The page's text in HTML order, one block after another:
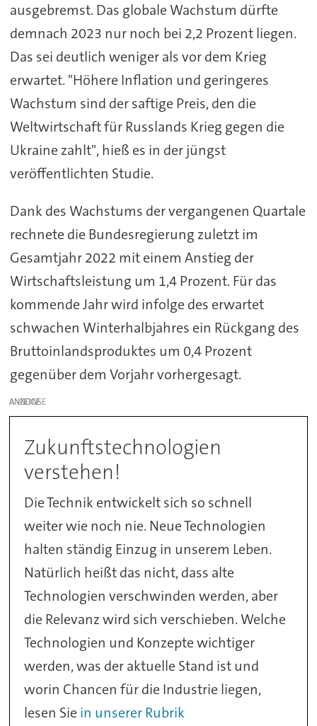
ausgebremst. Das globale Wachstum dürfte
demnach 2023 nur noch bei 2,2 Prozent liegen.
Das sei deutlich weniger als vor dem Krieg
erwartet. "Höhere Inflation und geringeres
Wachstum sind der saftige Preis, den die
Weltwirtschaft für Russlands Krieg gegen die
Ukraine zahlt", hieß es in der jüngst
veröffentlichten Studie.
Dank des Wachstums der vergangenen Quartale
rechnete die Bundesregierung zuletzt im
Gesamtjahr 2022 mit einem Anstieg der
Wirtschaftsleistung um 1,4 Prozent. Für das
kommende Jahr wird infolge des erwartet
schwachen Winterhalbjahres ein Rückgang des
Bruttoinlandsproduktes um 0,4 Prozent
gegenüber dem Vorjahr vorhergesagt.
ANZEIGE
Zukunftstechnologien
verstehen!
Die Technik entwickelt sich so schnell
weiter wie noch nie. Neue Technologien
halten ständig Einzug in unserem Leben.
Natürlich heißt das nicht, dass alte
Technologien verschwinden werden, aber
die Relevanz wird sich verschieben. Welche
Technologien und Konzepte wichtiger
werden, was der aktuelle Stand ist und
worin Chancen für die Industrie liegen,
lesen Sie in unserer Rubrik